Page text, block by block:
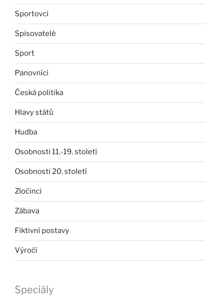
Sportovci
Spisovatelé
Sport
Panovníci
Česká politika
Hlavy států
Hudba
Osobnosti 11.-19. století
Osobnosti 20. století
Zločinci
Zábava
Fiktivní postavy
Výročí
Speciály